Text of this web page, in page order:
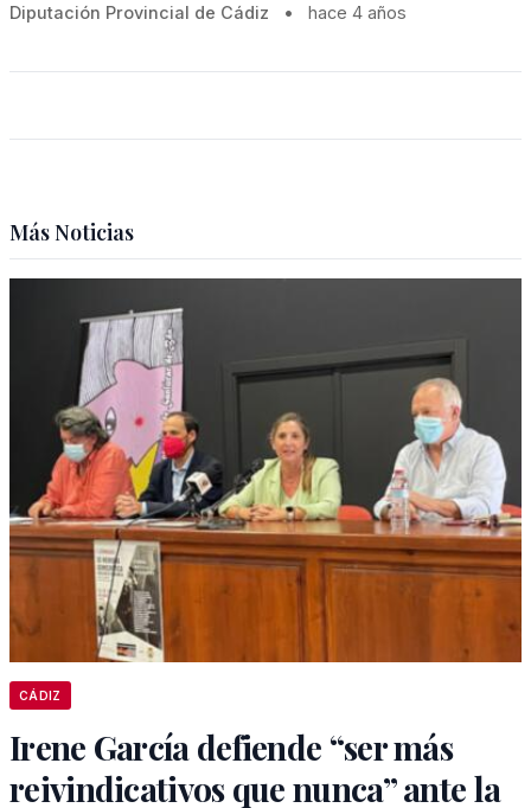
Diputación Provincial de Cádiz • hace 4 años
Más Noticias
CÁDIZ
Irene García defiende “ser más
reivindicativos que nunca” ante la